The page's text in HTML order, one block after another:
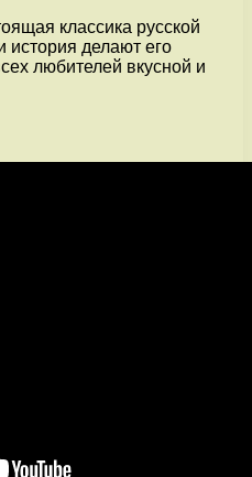
классика русской
история делают его
любителей вкусной и